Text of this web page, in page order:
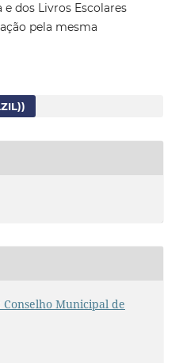
dos Livros Escolares
pela mesma
Conselho Municipal de